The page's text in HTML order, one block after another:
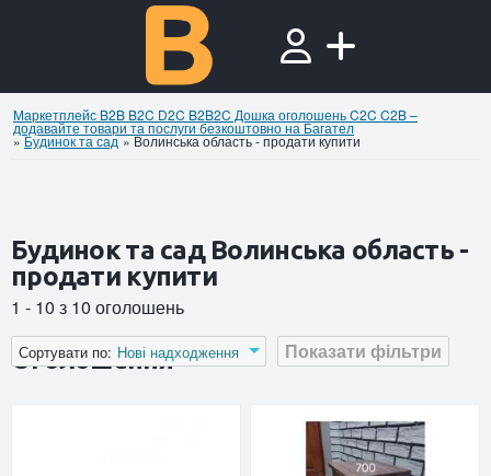
Маркетплейс B2B B2C D2C B2B2C Дошка оголошень C2C C2B –
додавайте товари та послуги безкоштовно на Багател
»Будинок та сад »Волинська область - продати купити
Будинок та сад Волинська область -
продати купити
1 - 10 з 10 оголошень
Показати фільтри
Сортувати по: Нові надходження
Оголошення